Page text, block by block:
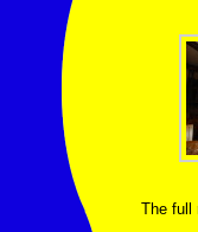
The full